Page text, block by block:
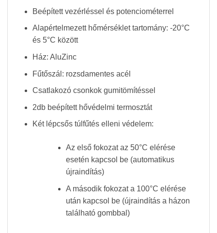
Beépített vezérléssel és potenciométerrel
Alapértelmezett hőmérséklet tartomány: -20°C
és 5°C között
Ház: AluZinc
Fűtőszál: rozsdamentes acél
Csatlakozó csonkok gumitömítéssel
2db beépített hővédelmi termosztát
Két lépcsős túlfűtés elleni védelem:
Az első fokozat az 50°C elérése
esetén kapcsol be (automatikus
újraindítás)
A második fokozat a 100°C elérése
után kapcsol be (újraindítás a házon
található gombbal)